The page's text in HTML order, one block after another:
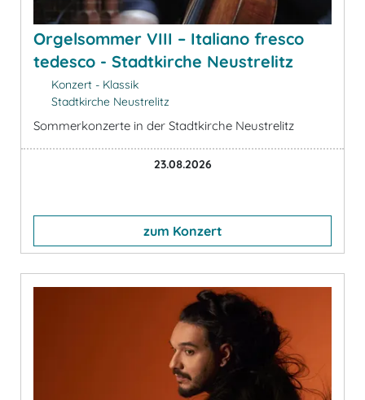
Orgelsommer VIII – Italiano fresco
tedesco - Stadtkirche Neustrelitz
Konzert - Klassik
Stadtkirche Neustrelitz
Sommerkonzerte in der Stadtkirche Neustrelitz
23.08.2026
zum Konzert